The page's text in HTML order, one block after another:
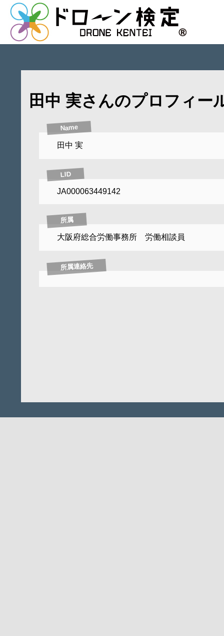
田中 実さんのプロフィー
Name
田中 実
LID
JA000063449142
所属
大阪府総合労働事務所 労働相談員
所属連絡先